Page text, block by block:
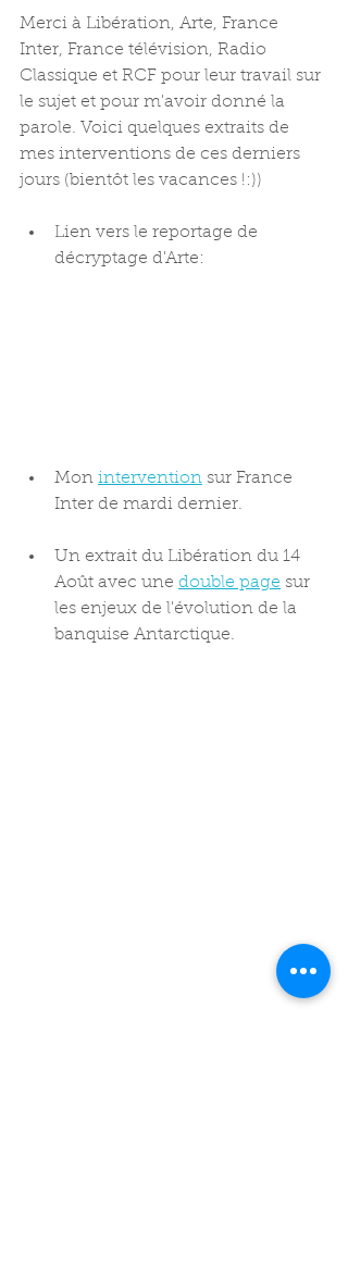
Merci à Libération, Arte, France
Inter, France télévision, Radio
Classique et RCF pour leur travail sur
le sujet et pour m'avoir donné la
parole. Voici quelques extraits de
mes interventions de ces derniers
jours (bientôt les vacances !:))
Lien vers le reportage de
décryptage d'Arte:
Mon intervention sur France
Inter de mardi dernier.
Un extrait du Libération du 14
Août avec une double page sur
les enjeux de l'évolution de la
banquise Antarctique.